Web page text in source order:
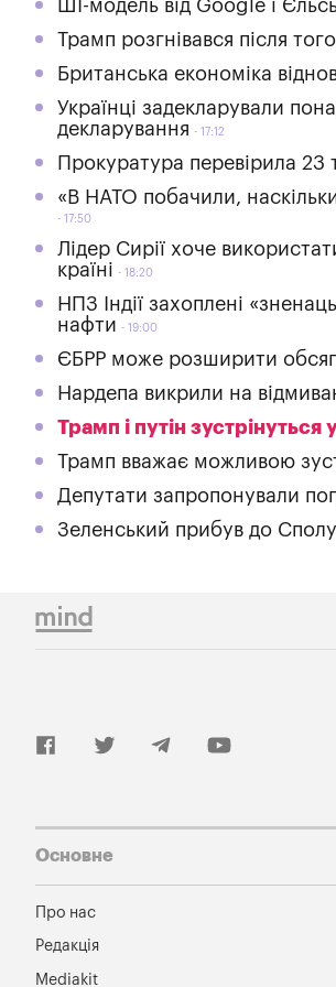
ШІ-модель від Google і
Трамп розгнівався після
Британська економіка
Українці задекларували
декларування
17:12
Прокуратура перевірила 23
«В НАТО побачили,
17:50
Лідер Сирії хоче
країні
18:20
НПЗ Індії захоплені
нафти
19:00
ЄБРР може розширити
Нардепа викрили на
Трамп і путін
Трамп вважає можливою
Депутати запропонували
Зеленський прибув до
Основне
Про нас
Редакція
Mediakit